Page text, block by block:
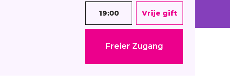
19:00 Vrije gift
Freier Zugang